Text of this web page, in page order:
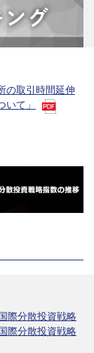
の取引時間延伸
て」
際分散投資戦略
際分散投資戦略